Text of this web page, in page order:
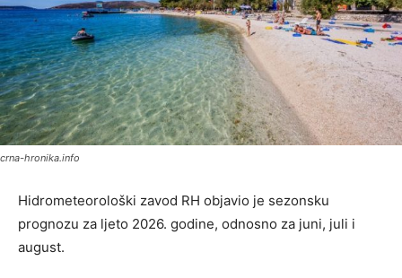
crna-hronika.info
Hidrometeorološki zavod RH objavio je sezonsku
prognozu za ljeto 2026. godine, odnosno za juni, juli i
august.